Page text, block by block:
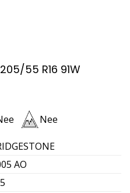
55 R16 91W
Nee
AO